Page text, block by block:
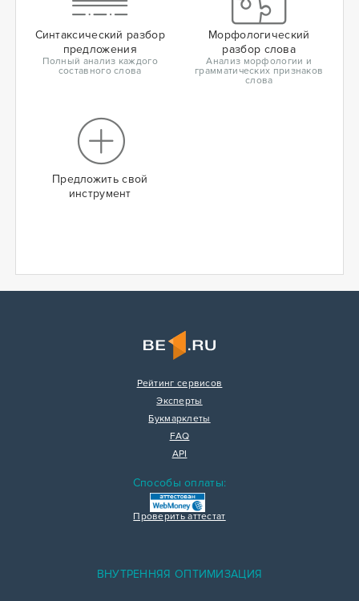
Синтаксический разбор
предложения
Полный анализ каждого
составного слова
Морфологический
разбор слова
Анализ морфологии и
грамматических признаков
слова
Предложить свой
инструмент
Рейтинг сервисов
Эксперты
Букмарклеты
FAQ
API
Способы оплаты:
Проверить аттестат
ВНУТРЕННЯЯ ОПТИМИЗАЦИЯ